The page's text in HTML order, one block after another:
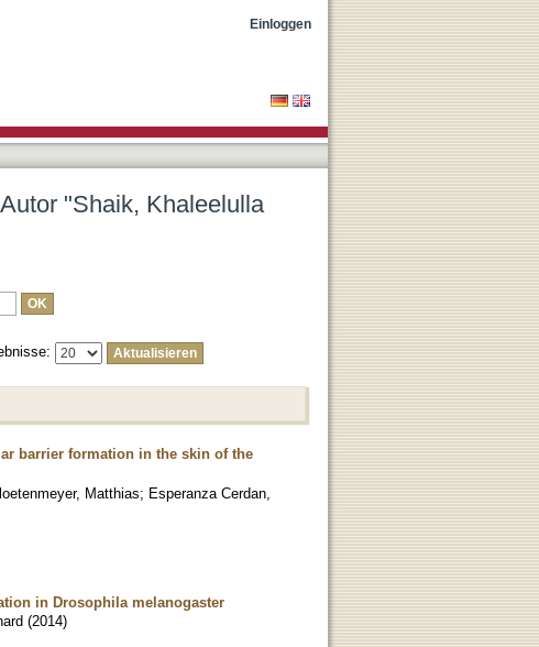
Einloggen
"Shaik, Khaleelulla
barrier formation in the skin of the
Matthias; Esperanza Cerdan,
in Drosophila melanogaster
(2014)